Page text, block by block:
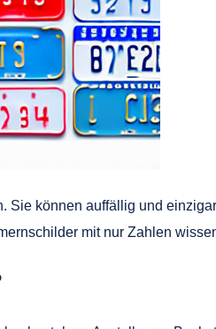
können auffällig und
mit nur Zahlen